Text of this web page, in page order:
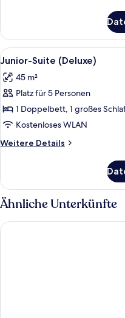
Suite
(Superior)
Alle
Fotos
für
Junior-
Suite
(Deluxe)
anzeigen
6
Junior-Suite (Deluxe)
45 m²
Platz für 5 Personen
1 Doppelbett, 1 großes
Kostenloses WLAN
Weitere Details
Weitere
Suite
(Deluxe)
Ähnliche Unterkünfte
Hotel Restaurant Lamm